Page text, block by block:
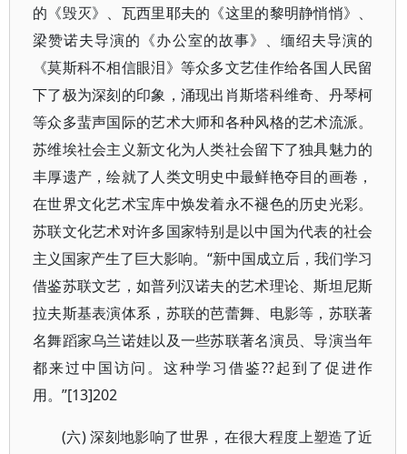
的《毁灭》、瓦西里耶夫的《这里的黎明静悄悄》、
梁赞诺夫导演的《办公室的故事》、缅绍夫导演的
《莫斯科不相信眼泪》等众多文艺佳作给各国人民留
下了极为深刻的印象，涌现出肖斯塔科维奇、丹琴柯
等众多蜚声国际的艺术大师和各种风格的艺术流派。
苏维埃社会主义新文化为人类社会留下了独具魅力的
丰厚遗产，绘就了人类文明史中最鲜艳夺目的画卷，
在世界文化艺术宝库中焕发着永不褪色的历史光彩。
苏联文化艺术对许多国家特别是以中国为代表的社会
主义国家产生了巨大影响。“新中国成立后，我们学习
借鉴苏联文艺，如普列汉诺夫的艺术理论、斯坦尼斯
拉夫斯基表演体系，苏联的芭蕾舞、电影等，苏联著
名舞蹈家乌兰诺娃以及一些苏联著名演员、导演当年
都来过中国访问。这种学习借鉴??起到了促进作
用。”[13]202
(六) 深刻地影响了世界，在很大程度上塑造了近